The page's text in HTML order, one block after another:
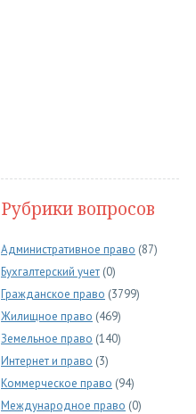
Рубрики вопросов
Административное право (87)
Бухгалтерский учет (0)
Гражданское право (3799)
Жилищное право (469)
Земельное право (140)
Интернет и право (3)
Коммерческое право (94)
Международное право (0)